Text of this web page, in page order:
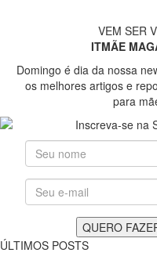
VEM SER
ITMÃE
Domingo é dia da nossa
os melhores artigos e
para
ÚLTIMOS POSTS